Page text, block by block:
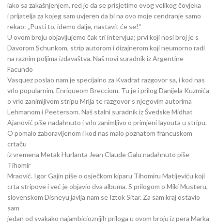
iako sa zakašnjenjem, red je da se prisjetimo ovog velikog čovjeka
i prijatelja za kojeg sam uvjeren da bi na ovo moje cendranje samo
rekao: „Pusti to, idemo dalje, nastavit će se!“
U ovom broju objavljujemo čak tri intervjua; prvi koji nosi broj je s
Davorom Schunkom, strip autorom i dizajnerom koji neumorno radi
na raznim poljima izdavaštva. Naš novi suradnik iz Argentine
Facundo
Vasquez poslao nam je specijalno za Kvadrat razgovor sa, i kod nas
vrlo popularnim, Enriqueom Brecciom. Tu je i prilog Danijela Kuzmića
o vrlo zanimljivom stripu Mrlja te razgovor s njegovim autorima
Lehmanom i Peetersom. Naš stalni suradnik iz Švedske Midhat
Ajanović piše nadahnuto i vrlo zanimljivo o primjeni layouta u stripu.
O pomalo zaboravljenom i kod nas malo poznatom francuskom
crtaču
iz vremena Metak Hurlanta Jean Claude Galu nadahnuto piše
Tihomir
Mraović. Igor Gajin piše o osječkom kiparu Tihomiru Matijeviću koji
crta stripove i već je objavio dva albuma. S prilogom o Miki Musteru,
slovenskom Disneyu javlja nam se Iztok Sitar. Za sam kraj ostavio
sam
jedan od svakako najambicioznijih priloga u ovom broju iz pera Marka